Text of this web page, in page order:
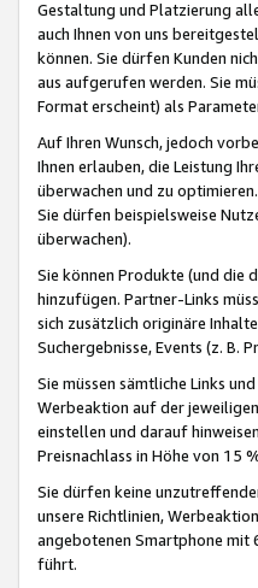
Gestaltung und Platzierung
auch Ihnen von uns
können. Sie dürfen Kunden
aus aufgerufen werden. Sie
Format erscheint) als
Auf Ihren Wunsch, jedoch
Ihnen erlauben, die Leistung
überwachen und zu
Sie dürfen beispielsweise
überwachen).
Sie können Produkte (und die
hinzufügen. Partner-Links
sich zusätzlich originäre
Suchergebnisse, Events (z. B.
Sie müssen sämtliche Links
Werbeaktion auf der
einstellen und darauf
Preisnachlass in Höhe von 15
Sie dürfen keine
unsere Richtlinien,
angebotenen Smartphone mit
führt.